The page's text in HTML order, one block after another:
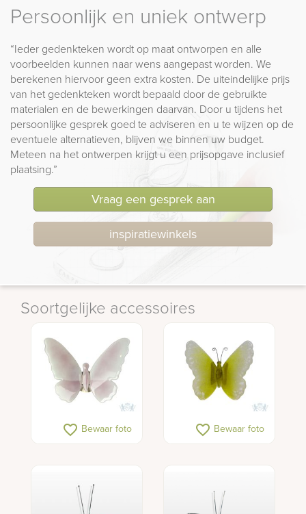
Persoonlijk en uniek ontwerp
“Ieder gedenkteken wordt op maat ontworpen en alle
voorbeelden kunnen naar wens aangepast worden. We
berekenen hiervoor geen extra kosten. De uiteindelijke prijs
van het gedenkteken wordt bepaald door de gebruikte
materialen en de bewerkingen daarvan. Door u tijdens het
persoonlijke gesprek goed te adviseren en u te wijzen op de
eventuele alternatieven, blijven we binnen uw budget.
Meteen na het ontwerpen krijgt u een prijsopgave inclusief
plaatsing.”
Vraag een gesprek aan
inspiratiewinkels
Soortgelijke accessoires
favorite_border Bewaar foto favorite_border Bewaar foto